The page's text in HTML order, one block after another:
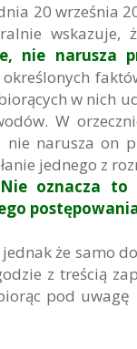
20 września
wskazuje,
nie narusza
w nich
W
nie narusza on
jednego z
Nie oznacza
że samo
z treścią
pod uwagę